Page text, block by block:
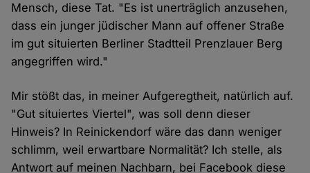
Mensch, diese Tat. "Es ist unerträglich anzusehen,
dass ein junger jüdischer Mann auf offener Straße
im gut situierten Berliner Stadtteil Prenzlauer Berg
angegriffen wird."
Mir stößt das, in meiner Aufgeregtheit, natürlich auf.
"Gut situiertes Viertel", was soll denn dieser
Hinweis? In Reinickendorf wäre das dann weniger
schlimm, weil erwartbare Normalität? Ich stelle, als
Antwort auf meinen Nachbarn, bei Facebook diese